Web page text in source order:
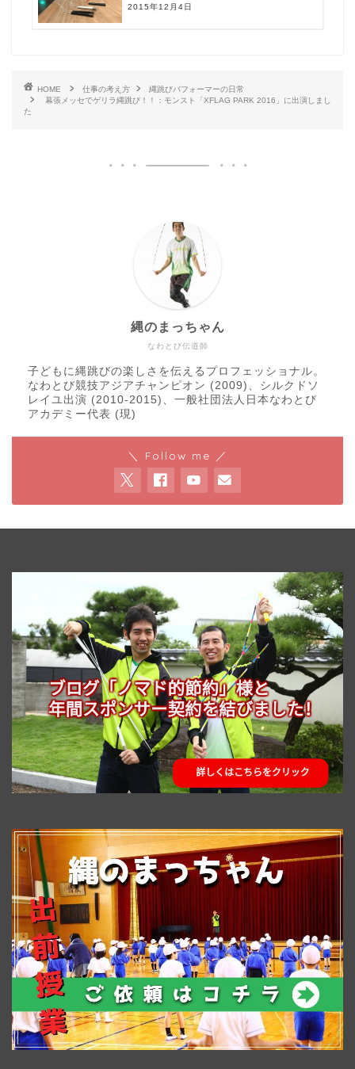
2015年12月4日
HOME 仕事の考え方
縄跳びパフォーマーの日常
幕張メッセでゲリラ縄跳び！！：モンスト「XFLAG PARK 2016」に出演しまし
た
なわとび伝道師
縄のまっちゃん
子どもに縄跳びの楽しさを伝えるプロフェッショナル。
なわとび競技アジアチャンピオン (2009)、シルクドソ
レイユ出演 (2010-2015)、一般社団法人日本なわとび
アカデミー代表 (現)
＼ Follow me ／